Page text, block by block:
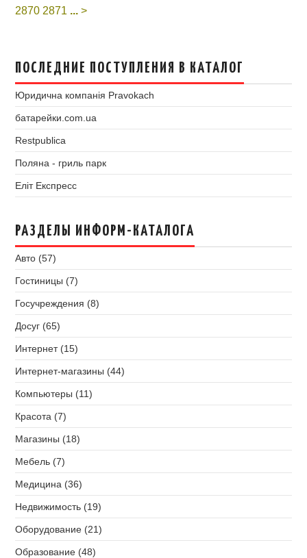
2870 2871 ... >
ПОСЛЕДНИЕ ПОСТУПЛЕНИЯ В КАТАЛОГ
Юридична компанія Pravokach
батарейки.com.ua
Restpublica
Поляна - гриль парк
Еліт Експресс
РАЗДЕЛЫ ИНФОРМ-КАТАЛОГА
Авто (57)
Гостиницы (7)
Госучреждения (8)
Досуг (65)
Интернет (15)
Интернет-магазины (44)
Компьютеры (11)
Красота (7)
Магазины (18)
Мебель (7)
Медицина (36)
Недвижимость (19)
Оборудование (21)
Образование (48)